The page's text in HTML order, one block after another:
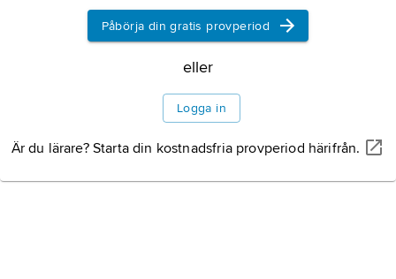
Påbörja din gratis provperiod
eller
Logga in
Är du lärare? Starta din kostnadsfria provperiod härifrån.